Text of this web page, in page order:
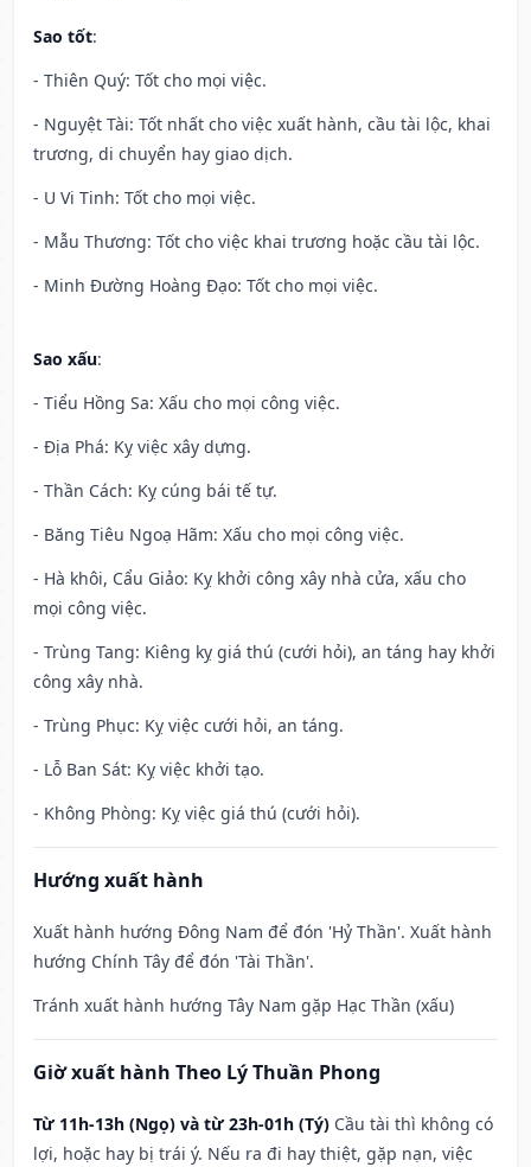
Sao tốt:
- Thiên Quý: Tốt cho mọi việc.
- Nguyệt Tài: Tốt nhất cho việc xuất hành, cầu tài lộc, khai
trương, di chuyển hay giao dịch.
- U Vi Tinh: Tốt cho mọi việc.
- Mẫu Thương: Tốt cho việc khai trương hoặc cầu tài lộc.
- Minh Đường Hoàng Đạo: Tốt cho mọi việc.
Sao xấu:
- Tiểu Hồng Sa: Xấu cho mọi công việc.
- Địa Phá: Kỵ việc xây dựng.
- Thần Cách: Kỵ cúng bái tế tự.
- Băng Tiêu Ngoạ Hãm: Xấu cho mọi công việc.
- Hà khôi, Cẩu Giảo: Kỵ khởi công xây nhà cửa, xấu cho
mọi công việc.
- Trùng Tang: Kiêng kỵ giá thú (cưới hỏi), an táng hay khởi
công xây nhà.
- Trùng Phục: Kỵ việc cưới hỏi, an táng.
- Lỗ Ban Sát: Kỵ việc khởi tạo.
- Không Phòng: Kỵ việc giá thú (cưới hỏi).
Hướng xuất hành
Xuất hành hướng Đông Nam để đón 'Hỷ Thần'. Xuất hành
hướng Chính Tây để đón 'Tài Thần'.
Tránh xuất hành hướng Tây Nam gặp Hạc Thần (xấu)
Giờ xuất hành Theo Lý Thuần Phong
Từ 11h-13h (Ngọ) và từ 23h-01h (Tý) Cầu tài thì không có
lợi, hoặc hay bị trái ý. Nếu ra đi hay thiệt, gặp nạn, việc